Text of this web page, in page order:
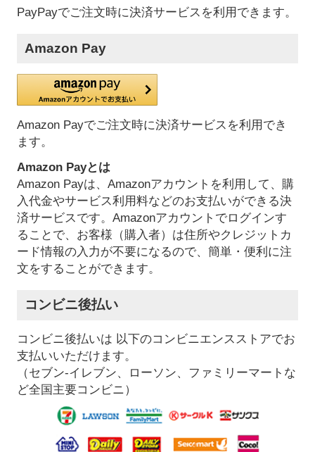
PayPayでご注文時に決済サービスを利用できます。
Amazon Pay
Amazon Payでご注文時に決済サービスを利用でき
ます。
Amazon Payとは
Amazon Payは、Amazonアカウントを利用して、購
入代金やサービス利用料などのお支払いができる決
済サービスです。Amazonアカウントでログインす
ることで、お客様（購入者）は住所やクレジットカ
ード情報の入力が不要になるので、簡単・便利に注
文をすることができます。
コンビニ後払い
コンビニ後払いは 以下のコンビニエンスストアでお
支払いいただけます。
（セブン-イレブン、ローソン、ファミリーマートな
ど全国主要コンビニ）